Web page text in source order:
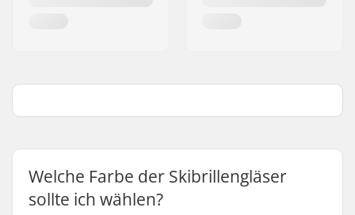
Welche Farbe der Skibrillengläser
sollte ich wählen?